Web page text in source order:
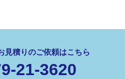
見積りのご依頼はこちら
21-3620